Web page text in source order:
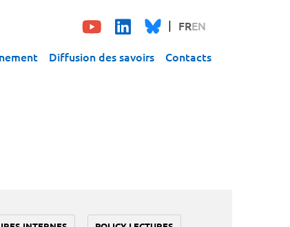
FREN
Diffusion des savoirs Contacts